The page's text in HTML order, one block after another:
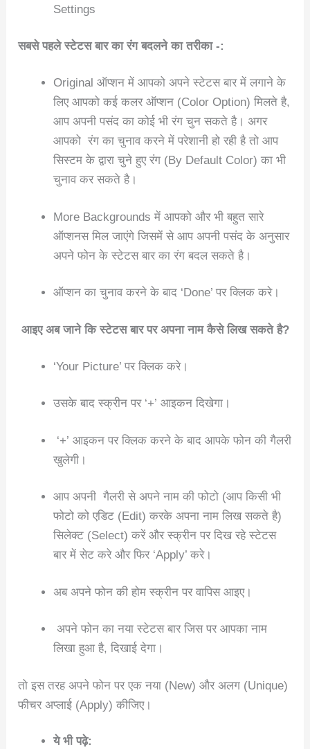
Settings
सबसे पहले स्टेटस बार का रंग बदलने का तरीका -:
Original ऑप्शन में आपको अपने स्टेटस बार में लगाने के
लिए आपको कई कलर ऑप्शन (Color Option) मिलते है,
आप अपनी पसंद का कोई भी रंग चुन सकते है। अगर
आपको रंग का चुनाव करने में परेशानी हो रही है तो आप
सिस्टम के द्वारा चुने हुए रंग (By Default Color) का भी
चुनाव कर सकते है।
More Backgrounds में आपको और भी बहुत सारे
ऑप्शनस मिल जाएंगे जिसमें से आप अपनी पसंद के अनुसार
अपने फोन के स्टेटस बार का रंग बदल सकते है।
ऑप्शन का चुनाव करने के बाद ‘Done’ पर क्लिक करे।
आइए अब जाने कि स्टेटस बार पर अपना नाम कैसे लिख सकते है?
‘Your Picture’ पर क्लिक करे।
उसके बाद स्क्रीन पर ‘+’ आइकन दिखेगा।
‘+’ आइकन पर क्लिक करने के बाद आपके फोन की गैलरी
खुलेगी।
आप अपनी गैलरी से अपने नाम की फोटो (आप किसी भी
फोटो को एडिट (Edit) करके अपना नाम लिख सकते है)
सिलेक्ट (Select) करें और स्क्रीन पर दिख रहे स्टेटस
बार में सेट करे और फिर ‘Apply’ करे।
अब अपने फोन की होम स्क्रीन पर वापिस आइए।
अपने फोन का नया स्टेटस बार जिस पर आपका नाम
लिखा हुआ है, दिखाई देगा।
तो इस तरह अपने फोन पर एक नया (New) और अलग (Unique)
फीचर अप्लाई (Apply) कीजिए।
ये भी पढ़े: